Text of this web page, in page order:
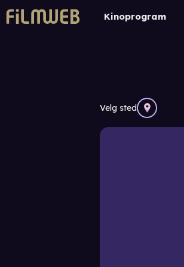
Kinoprogram
Velg sted